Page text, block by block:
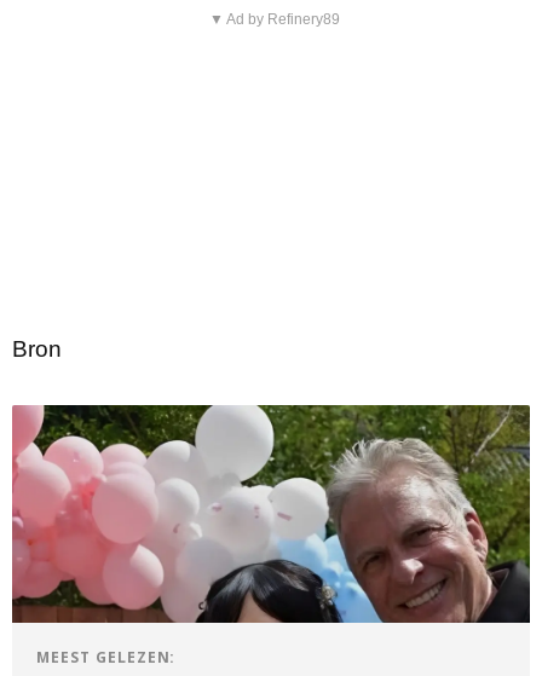
▼ Ad by Refinery89
Bron
MEEST GELEZEN: